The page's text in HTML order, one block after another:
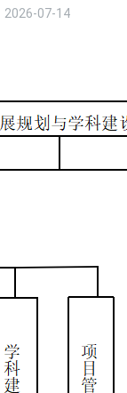
2026-07-14